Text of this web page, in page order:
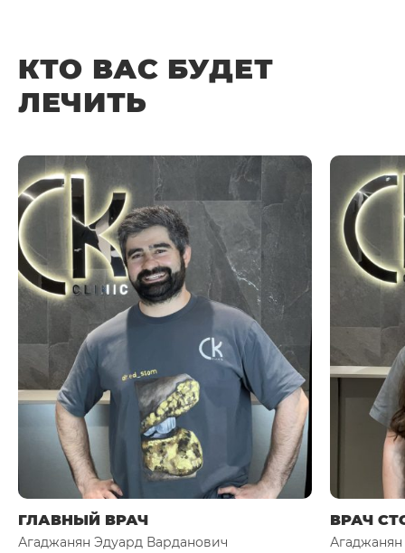
КТО ВАС БУДЕТ
ЛЕЧИТЬ
ГЛАВНЫЙ ВРАЧ
Агаджанян Эдуард Варданович
ВРАЧ